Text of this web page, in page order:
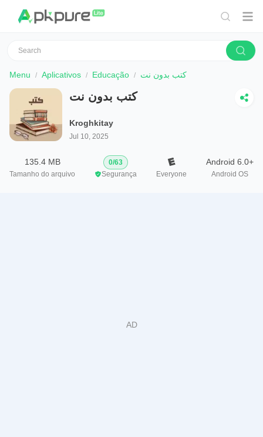
Menu Aplicativos Educação كتب بدون نت
كتب بدون نت
Kroghkitay
Jul 10, 2025
135.4 MB
Tamanho do arquivo
0/63
Segurança
Everyone
Android 6.0+
Android OS